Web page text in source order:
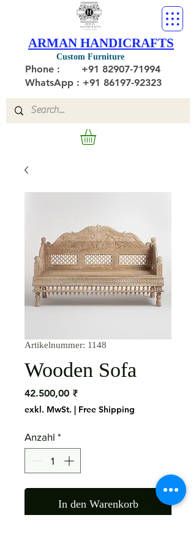
Custom Furniture
ARMAN HANDICRAFTS
Phone : +91 82907-71994
WhatsApp : +91 86197-92323
Artikelnummer: 1148
Wooden Sofa
42.500,00 ₹Preis
exkl. MwSt. | Free Shipping
Anzahl *
In den Warenkorb